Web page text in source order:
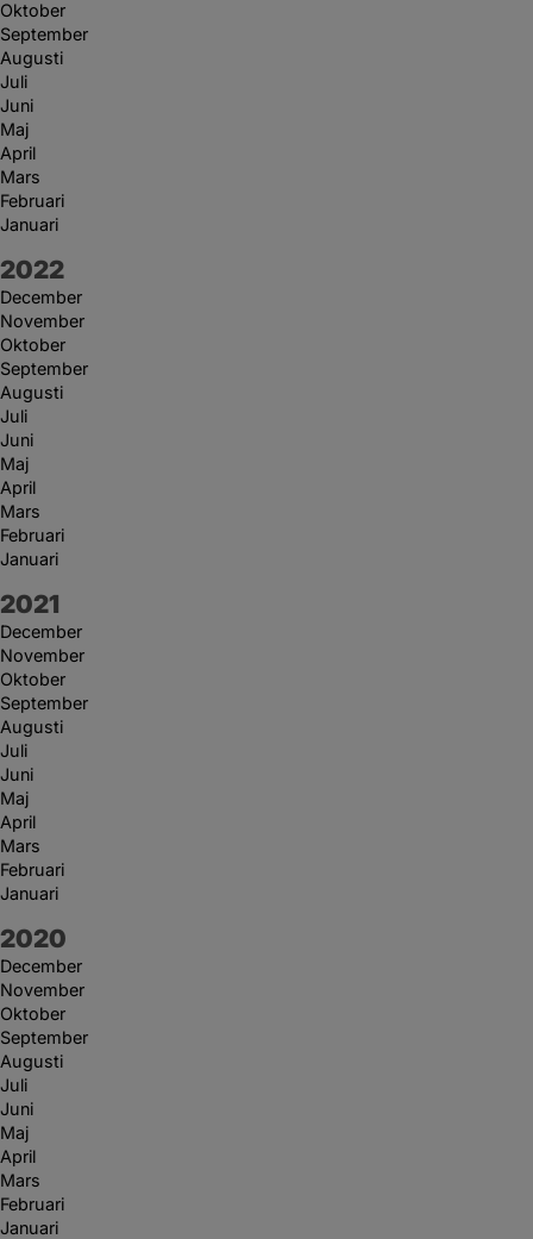
Oktober
September
Augusti
Juli
Juni
Maj
April
Mars
Februari
Januari
År:
2022
December
November
Oktober
September
Augusti
Juli
Juni
Maj
April
Mars
Februari
Januari
År:
2021
December
November
Oktober
September
Augusti
Juli
Juni
Maj
April
Mars
Februari
Januari
År:
2020
December
November
Oktober
September
Augusti
Juli
Juni
Maj
April
Mars
Februari
Januari